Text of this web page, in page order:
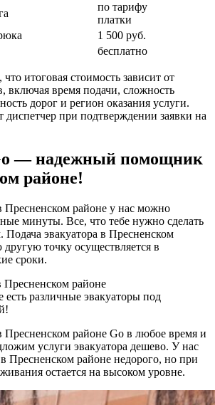
по тарифу
платки
1 500 руб.
бесплатно
итоговая стоимость зависит от
включая время подачи, сложность
дорог и регион оказания услуги.
при подтверждении заявки на
— надежный помощник
районе!
Пресненском районе у нас можно
минуты. Все, что тебе нужно сделать
Подача эвакуатора в Пресненском
точку осуществляется в
сроки.
различные эвакуаторы под
Пресненском районе Go в любое время и
услуги эвакуатора дешево. У нас
в Пресненском районе недорого, но при
остается на высоком уровне.